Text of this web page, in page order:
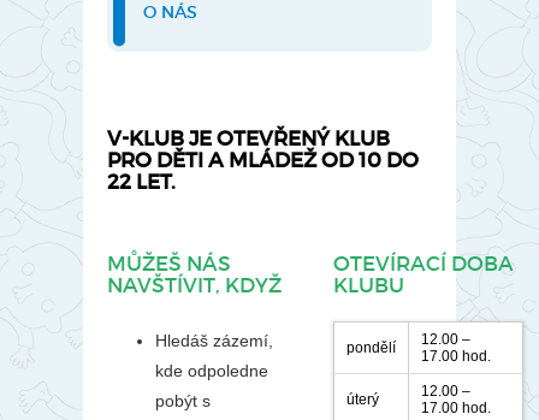
O NÁS
V-KLUB JE OTEVŘENÝ KLUB
PRO DĚTI A MLÁDEŽ OD 10 DO
22 LET.
MŮŽEŠ NÁS
NAVŠTÍVIT, KDYŽ
Hledáš zázemí,
kde odpoledne
pobýt s
OTEVÍRACÍ DOBA
KLUBU
pondělí
12.00 –
17.00 hod.
úterý
12.00 –
17.00 hod.